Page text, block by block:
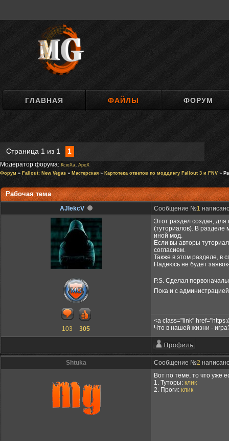
ГЛАВНАЯ ФАЙЛЫ ФОРУМ
Страница 1 из 1 1
Модератор форума: КсюXa, ApeX
Форум » Fallout: New Vegas » Мастерская » Картотека ответов по моддингу Fallout 3 и FNV »
Рабочая тема
AJIekcV Сообщение №1
103 305
Этот раздел создан,
(туториалов). В разделе
иной мод.
Если вы авторы
согласием.
Также в этом разделе, в
Надеюсь не будет
P.S. Сделал
Пока и с
<a class="link"
Что в нашей жизни -
Shtuka Сообщение №2
Вот по теме, то что уже
1. Туторы: клик
2. Проги: клик